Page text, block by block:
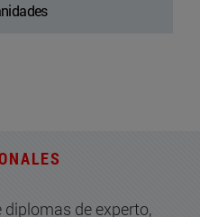
de experto,